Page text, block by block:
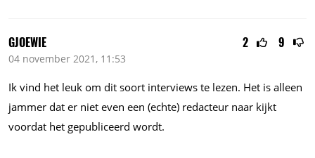
2 9
GJOEWIE
04 november 2021, 11:53
Ik vind het leuk om dit soort interviews te lezen. Het is alleen
jammer dat er niet even een (echte) redacteur naar kijkt
voordat het gepubliceerd wordt.